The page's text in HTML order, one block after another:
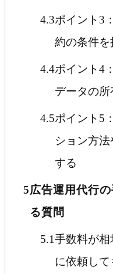
4.3ポイント3
約の条件を
4.4ポイント4
データの
4.5ポイント5
ション方
する
5広告運用代行
る質問
5.1手数料が
に依頼して